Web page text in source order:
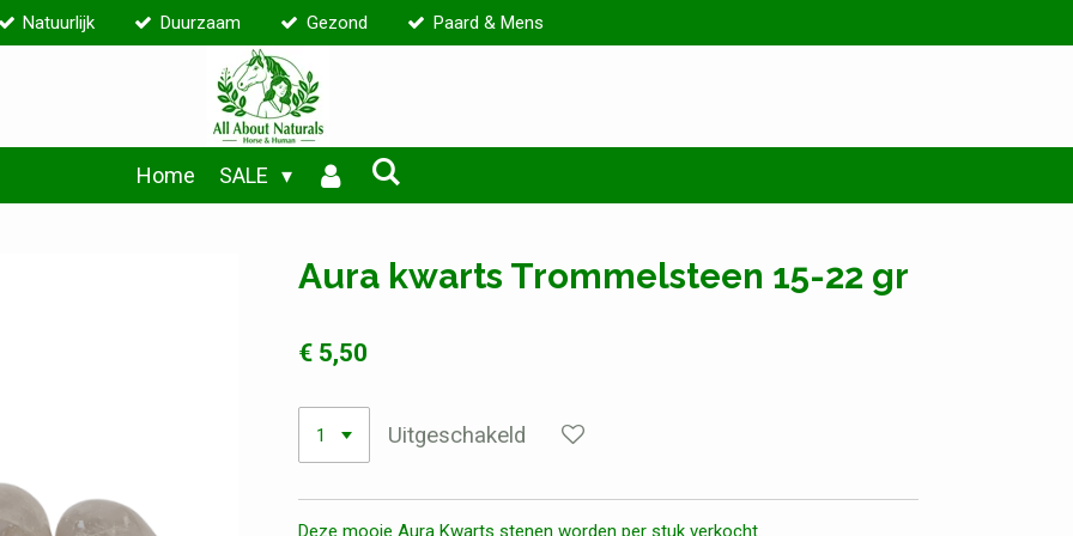
Natuurlijk Duurzaam Gezond Paard & Mens
Home SALE
Aura kwarts Trommelsteen 15-22 gr
€ 5,50
Uitgeschakeld
Deze mooie Aura Kwarts stenen worden per stuk verkocht.